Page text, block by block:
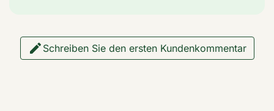
 Schreiben Sie den ersten Kundenkommentar